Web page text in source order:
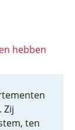
hebben
Zij
ten